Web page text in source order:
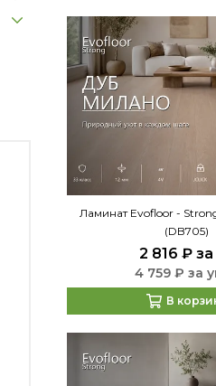
Ламинат Evofloor -
(DB705)
2 816 ₽за
4 759 ₽ за
В